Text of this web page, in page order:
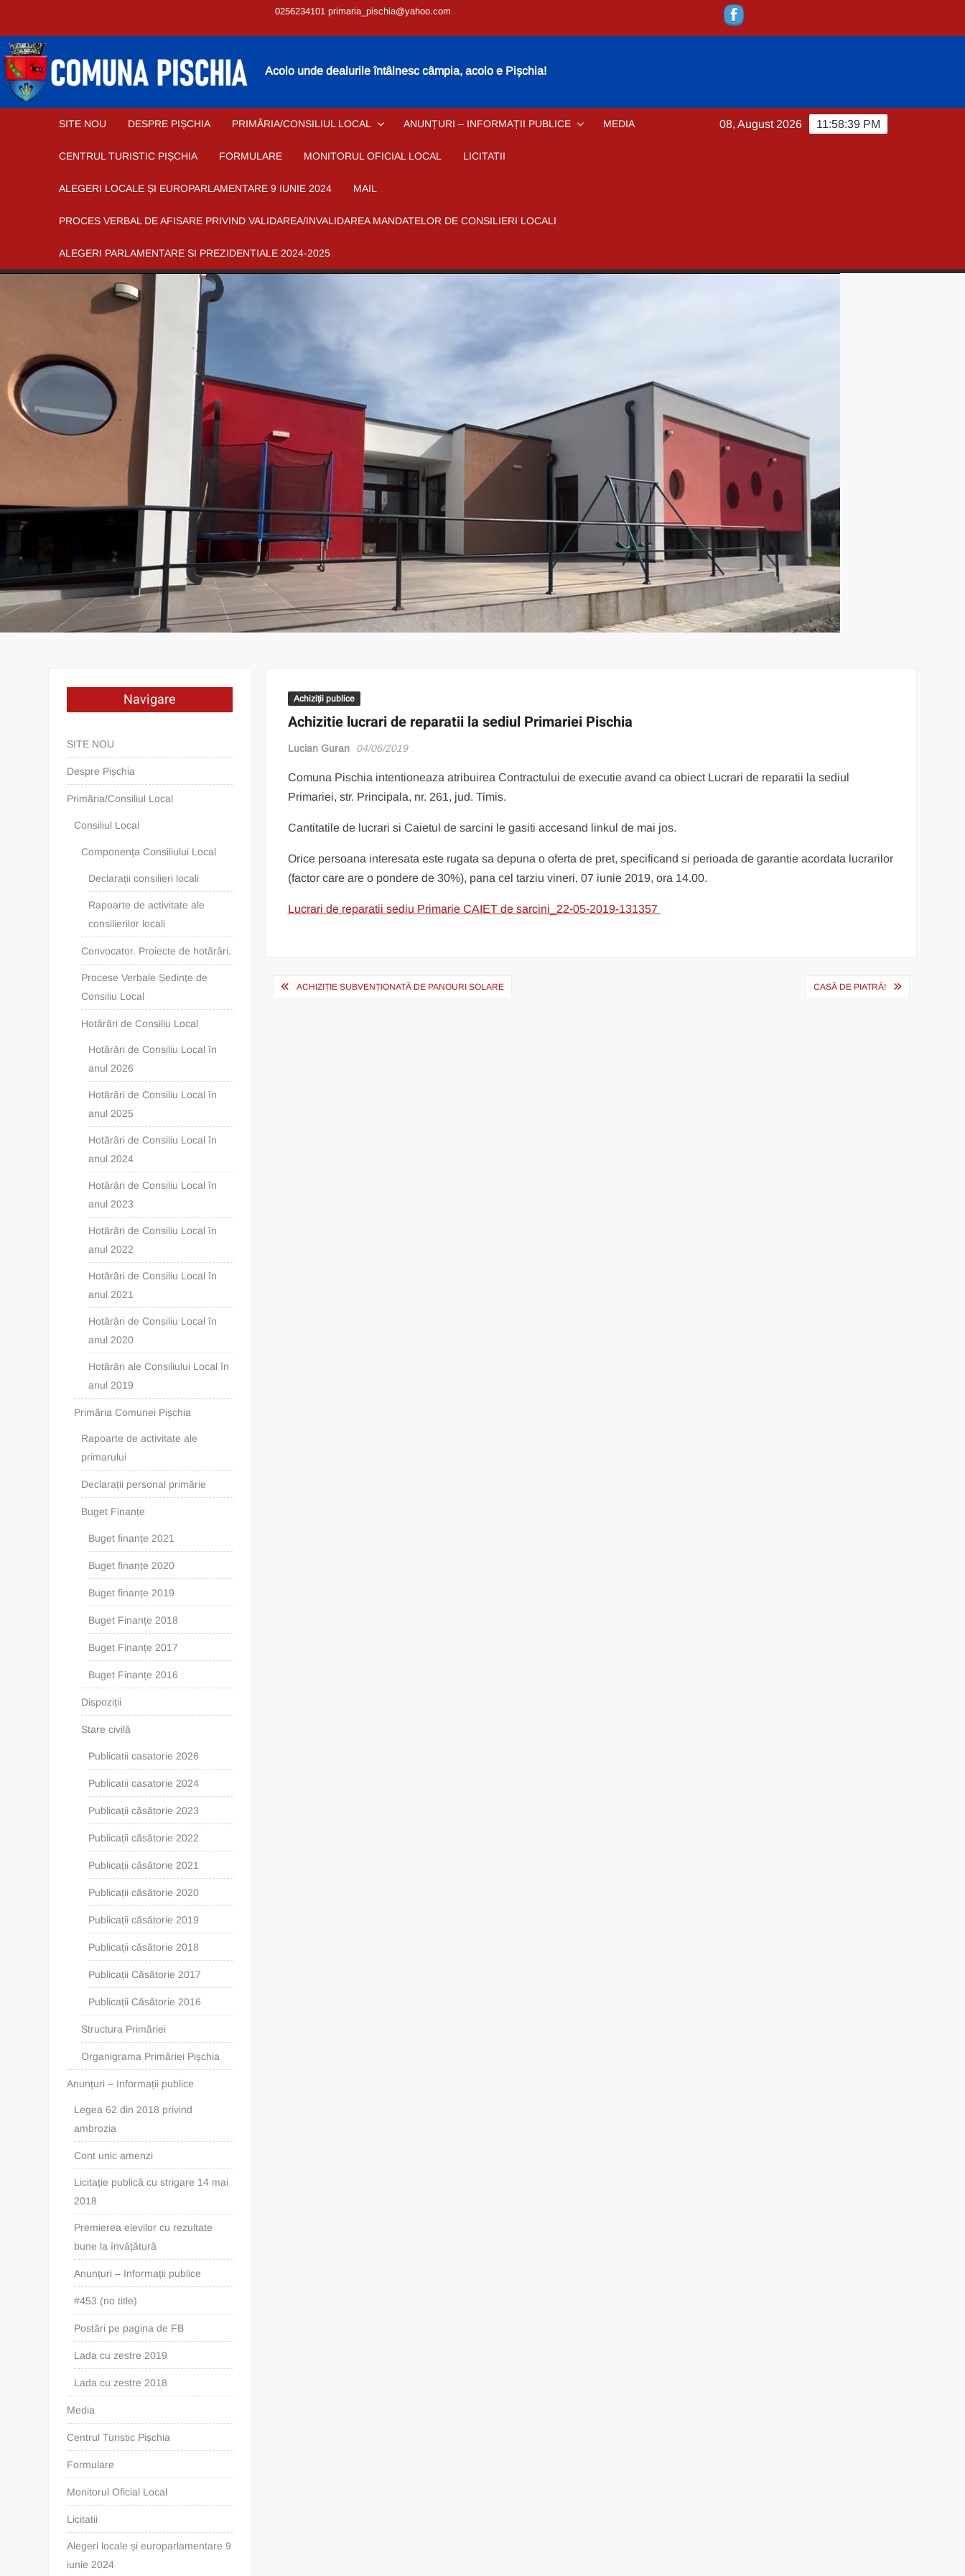
0256234101 primaria_pischia@yahoo.com
Acolo unde dealurile întâlnesc câmpia, acolo e Pișchia!
SITE NOU DESPRE PIȘCHIA PRIMĂRIA/CONSILIUL LOCAL ANUNȚURI – INFORMAȚII PUBLICE MEDIA
CENTRUL TURISTIC PIȘCHIA FORMULARE MONITORUL OFICIAL LOCAL LICITATII
ALEGERI LOCALE ȘI EUROPARLAMENTARE 9 IUNIE 2024 MAIL
PROCES VERBAL DE AFISARE PRIVIND VALIDAREA/INVALIDAREA MANDATELOR DE CONSILIERI LOCALI
ALEGERI PARLAMENTARE SI PREZIDENTIALE 2024-2025
11:58:40 PM
08, August 2026
Achiziții publice
Achizitie lucrari de reparatii la sediul Primariei Pischia
Lucian Guran 04/06/2019
Comuna Pischia intentioneaza atribuirea Contractului de executie avand ca obiect Lucrari de reparatii la sediul
Primariei, str. Principala, nr. 261, jud. Timis.
Cantitatile de lucrari si Caietul de sarcini le gasiti accesand linkul de mai jos.
Orice persoana interesata este rugata sa depuna o oferta de pret, specificand si perioada de garantie acordata lucrarilor
(factor care are o pondere de 30%), pana cel tarziu vineri, 07 iunie 2019, ora 14.00.
Lucrari de reparatii sediu Primarie CAIET de sarcini_22-05-2019-131357
PostACHIZIȚIE SUBVENȚIONATĂ DE PANOURI SOLARE CASĂ DE PIATRĂ!
Navigare
SITE NOU
Despre Pișchia
Primăria/Consiliul Local
Consiliul Local
Componența Consiliului Local
Declarații consilieri locali
Rapoarte de activitate ale
consilierilor locali
Convocator. Proiecte de hotărâri.
Procese Verbale Ședințe de
Consiliu Local
Hotărâri de Consiliu Local
Hotărâri de Consiliu Local în
anul 2026
Hotărâri de Consiliu Local în
anul 2025
Hotărâri de Consiliu Local în
anul 2024
Hotărâri de Consiliu Local în
anul 2023
Hotărâri de Consiliu Local în
anul 2022
Hotărâri de Consiliu Local în
anul 2021
Hotărâri de Consiliu Local în
anul 2020
Hotărâri ale Consiliului Local în
anul 2019
Primăria Comunei Pișchia
Rapoarte de activitate ale
primarului
Declarații personal primărie
Buget Finanțe
Buget finanțe 2021
Buget finanțe 2020
Buget finanțe 2019
Buget Finanțe 2018
Buget Finanțe 2017
Buget Finanțe 2016
Dispoziții
Stare civilă
Publicatii casatorie 2026
Publicatii casatorie 2024
Publicații căsătorie 2023
Publicații căsătorie 2022
Publicații căsătorie 2021
Publicații căsătorie 2020
Publicații căsătorie 2019
Publicații căsătorie 2018
Publicații Căsătorie 2017
Publicații Căsătorie 2016
Structura Primăriei
Organigrama Primăriei Pișchia
Anunțuri – Informații publice
Legea 62 din 2018 privind
ambrozia
Cont unic amenzi
Licitație publică cu strigare 14 mai
2018
Premierea elevilor cu rezultate
bune la învățătură
Anunțuri – Informații publice
#453 (no title)
Postări pe pagina de FB
Lada cu zestre 2019
Lada cu zestre 2018
Media
Centrul Turistic Pișchia
Formulare
Monitorul Oficial Local
Licitatii
Alegeri locale și europarlamentare 9
iunie 2024